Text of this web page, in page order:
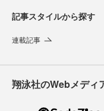
記事スタイルから探す
連載記事
翔泳社のWebメディ